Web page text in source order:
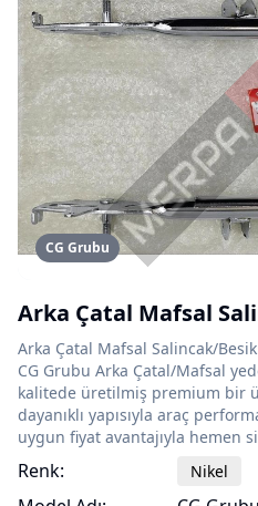
CG Grubu
Arka Çatal Mafsal
Arka Çatal Mafsal Salincak/
CG Grubu Arka Çatal/Mafsal
kalitede üretilmiş premium bir
dayanıklı yapısıyla araç
uygun fiyat avantajıyla hemen
Renk:
Nikel